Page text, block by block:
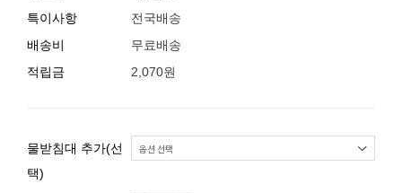
특이사항
전국배송
배송비
무료배송
적립금
2,070원
물받침대 추가(선
택)